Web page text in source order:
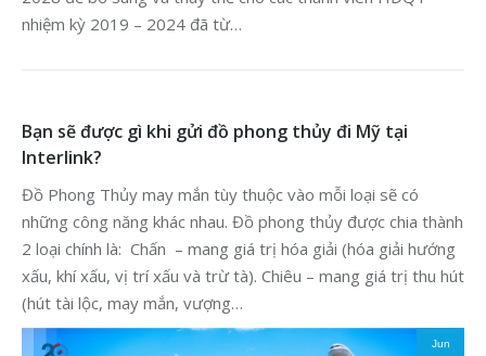
nhiệm kỳ 2019 – 2024 đã từ…
Bạn sẽ được gì khi gửi đồ phong thủy đi Mỹ tại
Interlink?
Đồ Phong Thủy may mắn tùy thuộc vào mỗi loại sẽ có
những công năng khác nhau. Đồ phong thủy được chia thành
2 loại chính là: Chấn – mang giá trị hóa giải (hóa giải hướng
xấu, khí xấu, vị trí xấu và trừ tà). Chiêu – mang giá trị thu hút
(hút tài lộc, may mắn, vượng…
Jun